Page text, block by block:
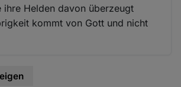
ihre Helden davon überzeugt
kommt von Gott und nicht